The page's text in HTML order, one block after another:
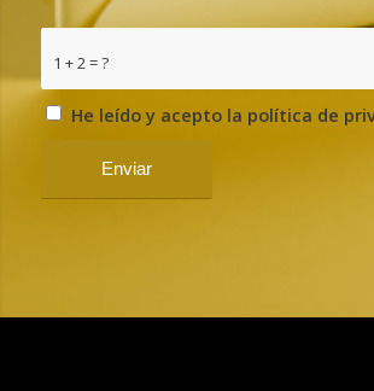
1 + 2 = ?
He leído y acepto la política de